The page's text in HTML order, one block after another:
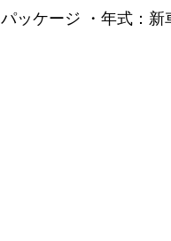
パッケージ ・年式：